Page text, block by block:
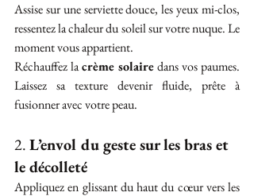
Assise sur une serviette douce, les yeux mi-clos,
ressentez la chaleur du soleil sur votre nuque. Le
moment vous appartient.
Réchauffez la crème solaire dans vos paumes.
Laissez sa texture devenir fluide, prête à
fusionner avec votre peau.
2. L’envol du geste sur les bras et
le décolleté
Appliquez en glissant du haut du cœur vers les